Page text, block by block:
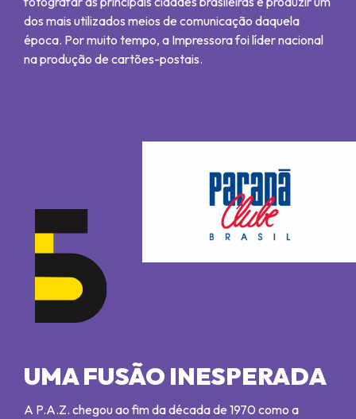
dos mais utilizados meios de comunicação daquela
época. Por muito tempo, a Impressora foi líder nacional
na produção de cartões-postais.
UMA FUSÃO INESPERADA
A P.A.Z. chegou ao fim da década de 1970 como a